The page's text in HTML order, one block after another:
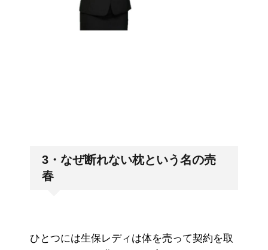
3・なぜ断れない枕という名の売
春
ひとつには生保レディは体を売って契約を取